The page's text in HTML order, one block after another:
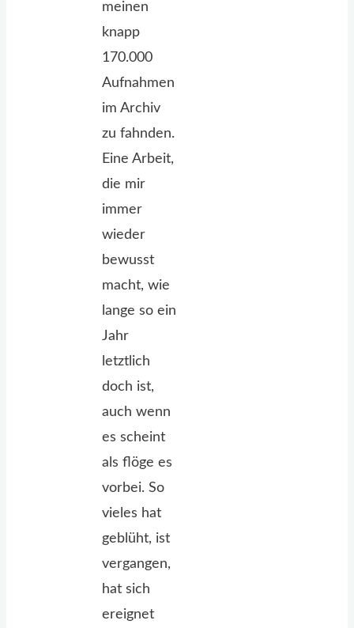
meinen
knapp
170.000
Aufnahmen
im Archiv
zu fahnden.
Eine Arbeit,
die mir
immer
wieder
bewusst
macht, wie
lange so ein
Jahr
letztlich
doch ist,
auch wenn
es scheint
als flöge es
vorbei. So
vieles hat
geblüht, ist
vergangen,
hat sich
ereignet